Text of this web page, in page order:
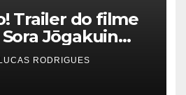
Trailer do filme
Jōgakuin
mostra
LUCAS RODRIGUES